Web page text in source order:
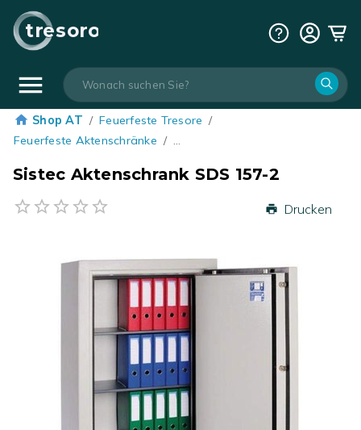
tresoro
Shop AT / Feuerfeste Tresore /
Feuerfeste Aktenschränke / …
Sistec Aktenschrank SDS 157-2
Drucken